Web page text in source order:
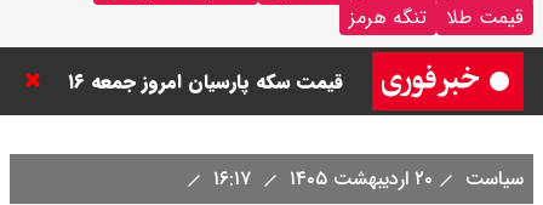
قیمت طلا
تنگه هرمز ۱۴۰۵ / دلار چند ؟ + جدول
قیمت سکه پارسیان امروز جمعه ۱۶
چند ؟ جدول
سیاست ۲۰ اردیبهشت ۱۴۰۵